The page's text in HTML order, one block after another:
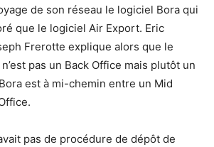
de son réseau le logiciel Bora qui
que le logiciel Air Export. Eric
Frerotte explique alors que le
pas un Back Office mais plutôt un
est à mi-chemin entre un Mid
pas de procédure de dépôt de